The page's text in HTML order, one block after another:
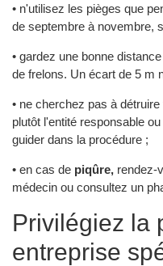
• n'utilisez les pièges que
de septembre à novembre,
• gardez une bonne
de frelons. Un écart de 5 m
• ne cherchez pas à
plutôt l'entité responsable
guider dans la procédure ;
• en cas de piqûre, rendez-
médecin ou consultez un
Privilégiez la
entreprise